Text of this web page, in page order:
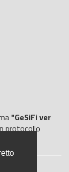
"GeSiFi ver
protocollo